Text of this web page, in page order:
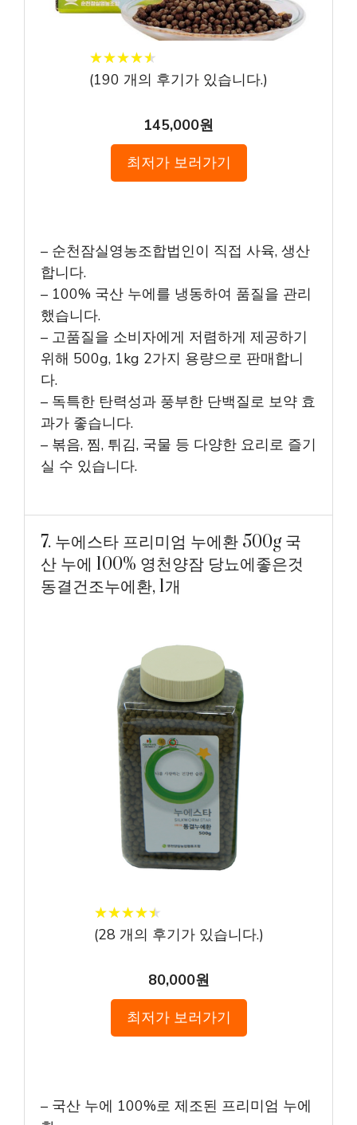
★★★★★
★★★★★
(190 개의 후기가 있습니다.)
145,000원
최저가 보러가기
– 순천잠실영농조합법인이 직접 사육, 생산
합니다.
– 100% 국산 누에를 냉동하여 품질을 관리
했습니다.
– 고품질을 소비자에게 저렴하게 제공하기
위해 500g, 1kg 2가지 용량으로 판매합니
다.
– 독특한 탄력성과 풍부한 단백질로 보약 효
과가 좋습니다.
– 볶음, 찜, 튀김, 국물 등 다양한 요리로 즐기
실 수 있습니다.
7. 누에스타 프리미엄 누에환 500g 국
산 누에 100% 영천양잠 당뇨에좋은것
동결건조누에환, 1개
★★★★★
★★★★★
(28개의 후기가 있습니다.)
80,000원
최저가 보러가기
– 국산 누에 100%로 제조된 프리미엄 누에